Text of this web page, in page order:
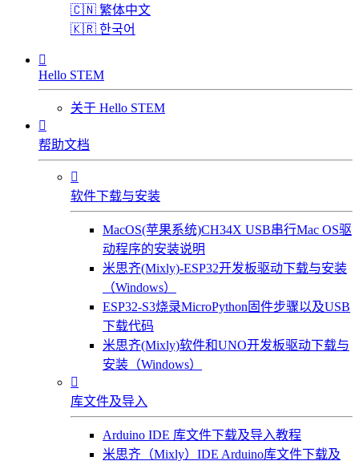
🇨🇳 繁体中文
🇰🇷 한국어

Hello STEM
关于 Hello STEM

帮助文档

软件下载与安装
MacOS(苹果系统)CH34X USB串行Mac OS驱
动程序的安装说明
米思齐(Mixly)-ESP32开发板驱动下载与安装
（Windows）
ESP32-S3烧录MicroPython固件步骤以及USB
下载代码
米思齐(Mixly)软件和UNO开发板驱动下载与
安装（Windows）

库文件及导入
Arduino IDE 库文件下载及导入教程
米思齐（Mixly）IDE Arduino库文件下载及